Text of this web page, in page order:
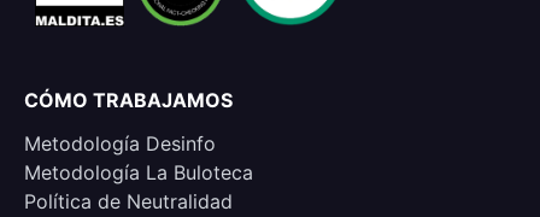
CÓMO TRABAJAMOS
Metodología Desinfo
Metodología La Buloteca
Política de Neutralidad